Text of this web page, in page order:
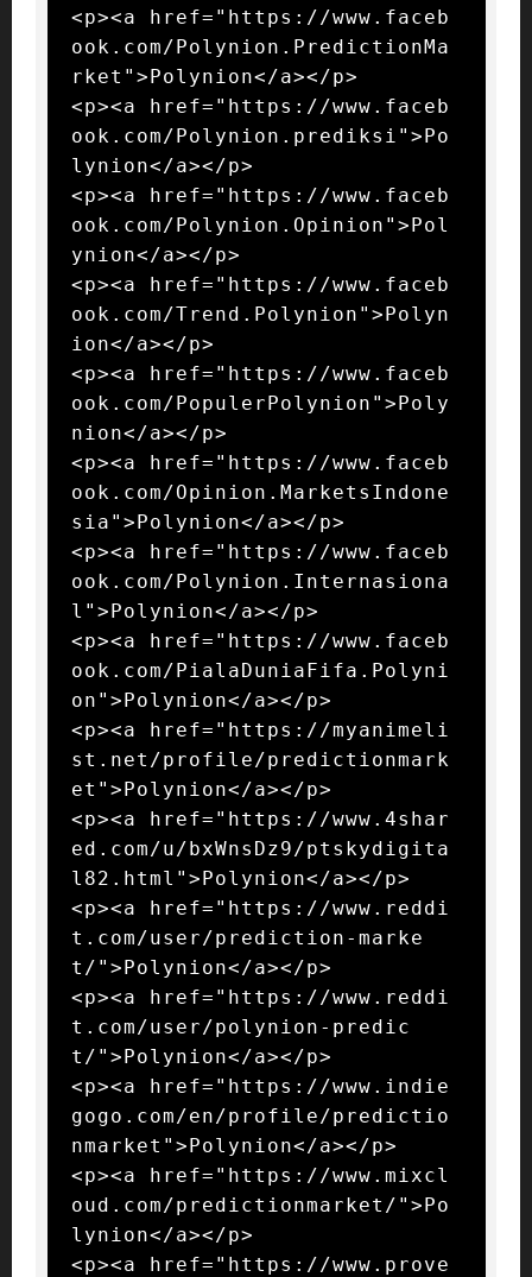
<p><a href="https://www.faceb
ook.com/Polynion.PredictionMa
rket">Polynion</a></p>
<p><a href="https://www.faceb
ook.com/Polynion.prediksi">Po
lynion</a></p>
<p><a href="https://www.faceb
ook.com/Polynion.Opinion">Pol
ynion</a></p>
<p><a href="https://www.faceb
ook.com/Trend.Polynion">Polyn
ion</a></p>
<p><a href="https://www.faceb
ook.com/PopulerPolynion">Poly
nion</a></p>
<p><a href="https://www.faceb
ook.com/Opinion.MarketsIndone
sia">Polynion</a></p>
<p><a href="https://www.faceb
ook.com/Polynion.Internasiona
l">Polynion</a></p>
<p><a href="https://www.faceb
ook.com/PialaDuniaFifa.Polyni
on">Polynion</a></p>
<p><a href="https://myanimeli
st.net/profile/predictionmark
et">Polynion</a></p>
<p><a href="https://www.4shar
ed.com/u/bxWnsDz9/ptskydigita
l82.html">Polynion</a></p>
<p><a href="https://www.reddi
t.com/user/prediction-marke
t/">Polynion</a></p>
<p><a href="https://www.reddi
t.com/user/polynion-predic
t/">Polynion</a></p>
<p><a href="https://www.indie
gogo.com/en/profile/predictio
nmarket">Polynion</a></p>
<p><a href="https://www.mixcl
oud.com/predictionmarket/">Po
lynion</a></p>
<p><a href="https://www.prove